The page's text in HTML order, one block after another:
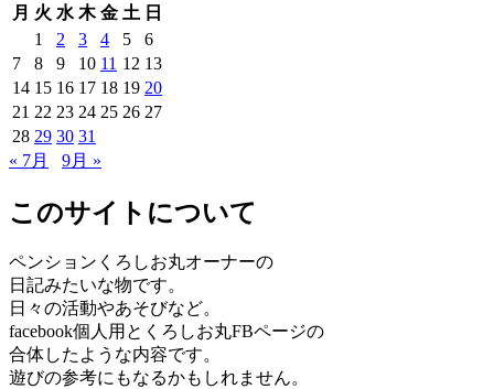
月 火 水 木 金 土 日
1
2 3 4 5
6
7
8 9 10 11 12 13
14 15 16 17 18 19 20
21 22 23 24 25 26 27
28 29 30 31
« 7月
9月 »
このサイトについて
ペンションくろしお丸オーナーの
日記みたいな物です。
日々の活動やあそびなど。
facebook個人用とくろしお丸FBページの
合体したような内容です。
遊びの参考にもなるかもしれません。